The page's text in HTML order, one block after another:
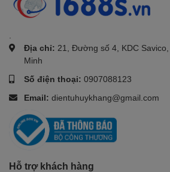
Địa chỉ: 21, Đường số 4, KDC
Minh
Số điện thoại: 0907088123
Email: dientuhuykhang@gmail.com
Hỗ trợ khách hàng